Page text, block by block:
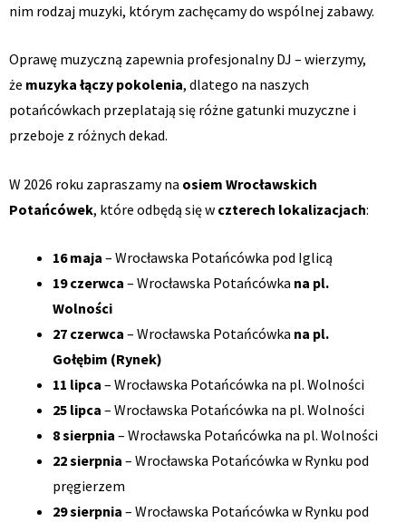
nim rodzaj muzyki, którym zachęcamy do wspólnej zabawy.
Oprawę muzyczną zapewnia profesjonalny DJ – wierzymy,
że muzyka łączy pokolenia, dlatego na naszych
potańcówkach przeplatają się różne gatunki muzyczne i
przeboje z różnych dekad.
W 2026 roku zapraszamy na osiem Wrocławskich
Potańcówek, które odbędą się w czterech lokalizacjach:
16 maja – Wrocławska Potańcówka pod Iglicą
19 czerwca – Wrocławska Potańcówka na pl.
Wolności
27 czerwca – Wrocławska Potańcówka na pl.
Gołębim (Rynek)
11 lipca – Wrocławska Potańcówka na pl. Wolności
25 lipca – Wrocławska Potańcówka na pl. Wolności
8 sierpnia – Wrocławska Potańcówka na pl. Wolności
22 sierpnia – Wrocławska Potańcówka w Rynku pod
pręgierzem
29 sierpnia – Wrocławska Potańcówka w Rynku pod